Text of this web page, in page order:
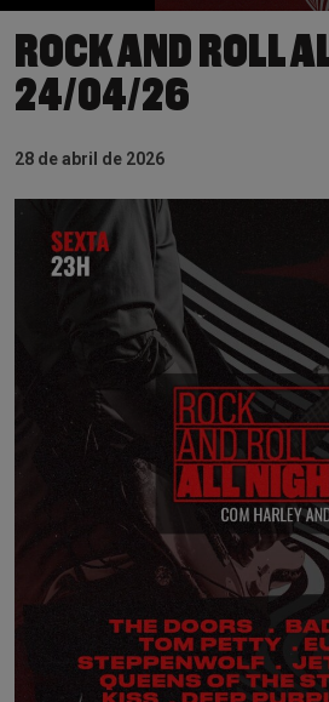
ROCK AND ROLL
24/04/26
28 de abril de 2026